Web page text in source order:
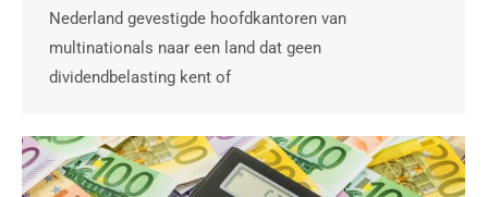
Nederland gevestigde hoofdkantoren van
multinationals naar een land dat geen
dividendbelasting kent of